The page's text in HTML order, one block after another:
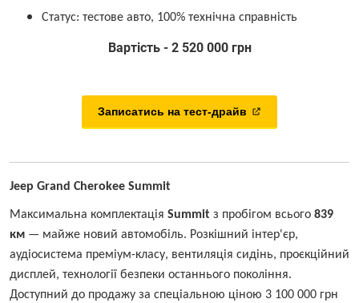
Статус: тестове авто, 100% технічна справність
Вартість - 2 520 000 грн
Записатись на тест-драйв
Jeep Grand Cherokee Summit
Максимальна комплектація Summit з пробігом всього 839
км — майже новий автомобіль. Розкішний інтер'єр,
аудіосистема преміум-класу, вентиляція сидінь, проєкційний
дисплей, технології безпеки останнього покоління.
Доступний до продажу за спеціальною ціною 3 100 000 грн